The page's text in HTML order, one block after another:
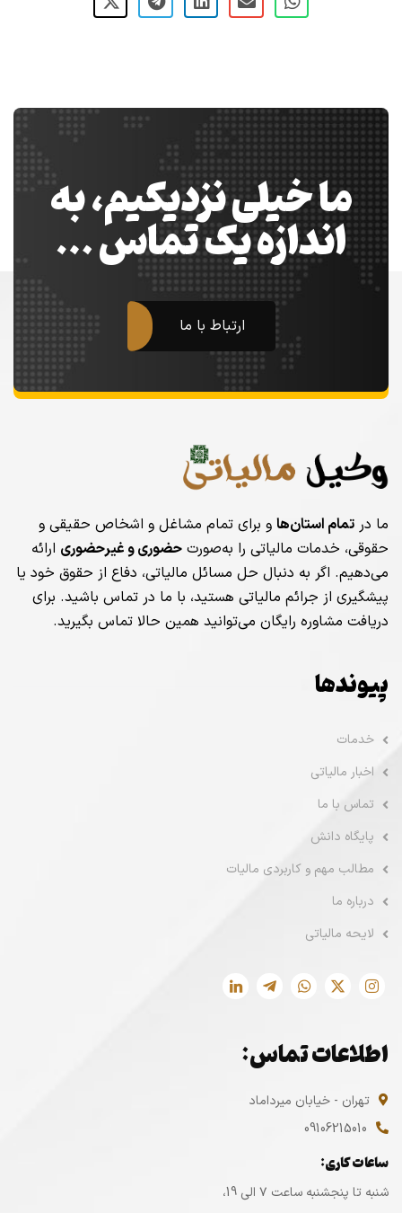
ما خیلی نزدیکیم، به
اندازه یک تماس …
ارتباط با ما
ما در تمام استان‌ها و برای تمام مشاغل و اشخاص حقیقی و
حقوقی، خدمات مالیاتی را به‌صورت حضوری و غیرحضوری ارائه
می‌دهیم. اگر به دنبال حل مسائل مالیاتی، دفاع از حقوق خود یا
پیشگیری از جرائم مالیاتی هستید، با ما در تماس باشید. برای
دریافت مشاوره رایگان می‌توانید همین حالا تماس بگیرید.
پیوندها
خدمات
اخبار مالیاتی
تماس با ما
پایگاه دانش
مطالب مهم و کاربردی مالیات
درباره ما
لایحه مالیاتی
اطلاعات تماس:
تهران - خیابان میرداماد
09106215010
ساعات کاری:
شنبه تا پنجشنبه ساعت ۷ الی 19،